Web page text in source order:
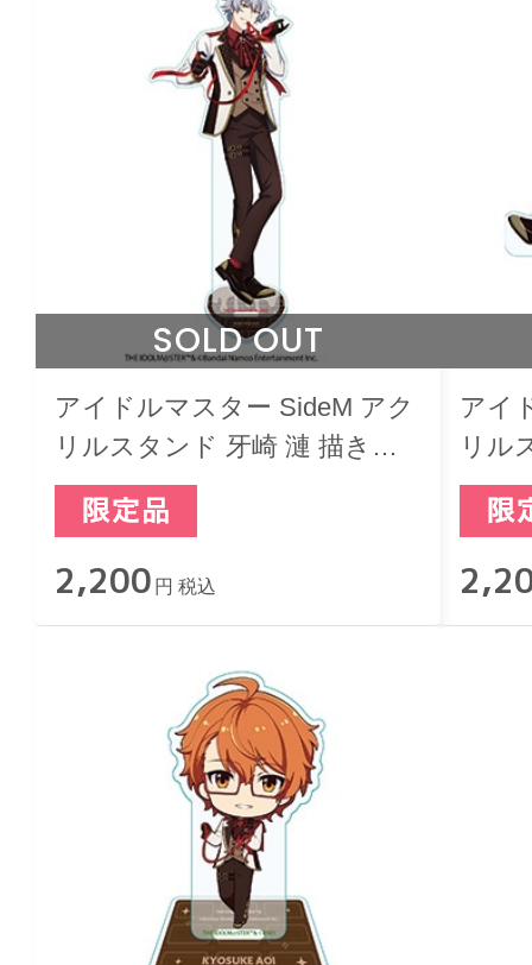
SOLD OUT
アイドルマスター SideM アク
リルスタンド 牙崎 漣 描き下
ろし バレンタインライブ2026
-Sweet Style by 2022-
2,200 円 税込
アイ
リル
き下